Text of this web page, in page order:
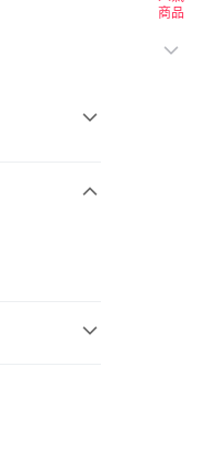
商品